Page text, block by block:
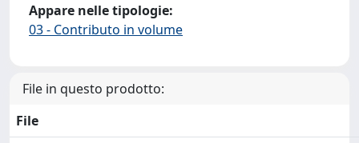
Appare nelle tipologie:
03 - Contributo in volume
File in questo prodotto:
File